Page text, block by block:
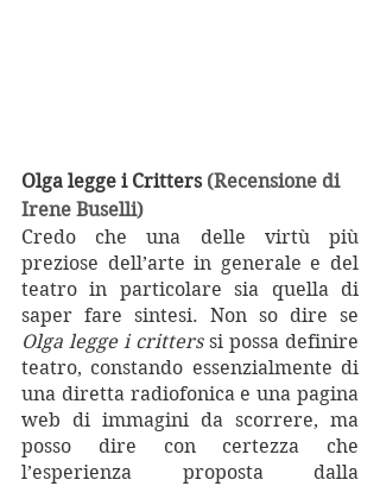
Olga legge i Critters (Recensione di
Irene Buselli)
Credo che una delle virtù più
preziose dell’arte in generale e del
teatro in particolare sia quella di
Olga legge i critters si possa definire
teatro, constando essenzialmente di
una diretta radiofonica e una pagina
web di immagini da scorrere, ma
posso dire con certezza che
l’esperienza proposta dalla